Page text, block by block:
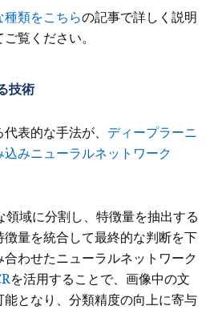
種類をこちらの記事で詳しく説明
覧ください。
技術
表的な手法が、 ディープラーニ
みニューラルネットワーク
領域に分割し、特徴量を抽出する
徴量を統合して最終的な判断を下
わせたニューラルネットワーク
を活用することで、画像中の文
となり、分類精度の向上に寄与